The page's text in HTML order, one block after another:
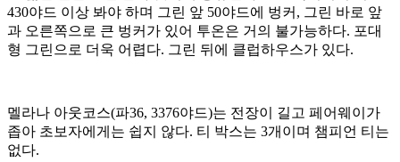
430야드 이상 봐야 하며 그린 앞 50야드에 벙커, 그린 바로 앞
과 오른쪽으로 큰 벙커가 있어 투온은 거의 불가능하다. 포대
형 그린으로 더욱 어렵다. 그린 뒤에 클럽하우스가 있다.
멜라나 아웃코스(파36, 3376야드)는 전장이 길고 페어웨이가
좁아 초보자에게는 쉽지 않다. 티 박스는 3개이며 챔피언 티는
없다.